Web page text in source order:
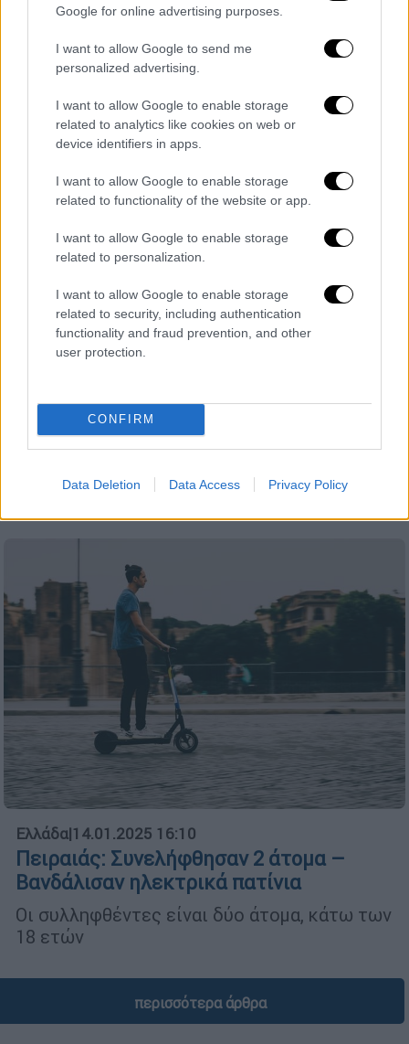
Google for online advertising purposes.
I want to allow Google to send me
personalized advertising.
I want to allow Google to enable storage
related to analytics like cookies on web or
device identifiers in apps.
I want to allow Google to enable storage
related to functionality of the website or app.
I want to allow Google to enable storage
related to personalization.
I want to allow Google to enable storage
related to security, including authentication
functionality and fraud prevention, and other
user protection.
CONFIRM
Data Deletion Data Access Privacy Policy
Πολιτική|05.05.2026 10:56
Έρχεται το τέλος για τα πατίνια στους
Χρυσοχοΐδης - «Θα ήθελα να
απαγορευτούν»
Σύμφωνα με τον υπουργό Προστασίας του
Πολίτη, θα επιτρέπεται η χρήση τους σε
πεζόδρομους και πλατείες
Ελλάδα|14.01.2025 16:10
Πειραιάς: Συνελήφθησαν 2 άτομα –
Βανδάλισαν ηλεκτρικά πατίνια
Οι συλληφθέντες είναι δύο άτομα, κάτω των
18 ετών
περισσότερα άρθρα